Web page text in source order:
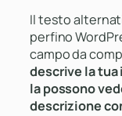
Il testo
perfino
campo da
descrive la tua
la possono
descrizione